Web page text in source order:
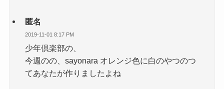
匿名
2019-11-01 8:17 PM
少年倶楽部の、
今週のの、sayonara オレンジ色に白のやつのつ
てあなたが作りましたよね